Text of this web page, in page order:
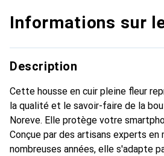
Informations sur
Description
Cette housse en cuir pleine fleur
la qualité et le savoir-faire de la
Noreve. Elle protège votre
Conçue par des artisans experts en
nombreuses années, elle s'adapte